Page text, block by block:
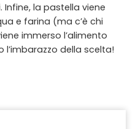
la pastella viene
e farina (ma c’è chi
immerso l’alimento
l’imbarazzo della scelta!